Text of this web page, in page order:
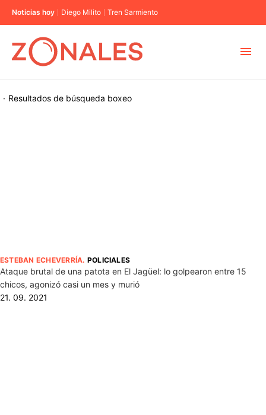
Noticias hoy Diego Milito Tren Sarmiento
Resultados de búsqueda
· boxeo
ESTEBAN ECHEVERRÍA. POLICIALES
Ataque brutal de una patota en El Jagüel: lo golpearon entre 15
chicos, agonizó casi un mes y murió
21. 09. 2021